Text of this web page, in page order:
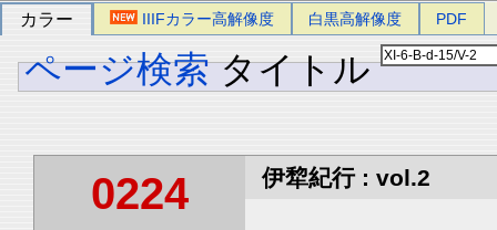
カラー IIIFカラー高解像度 白黒高解像度 PDF
ページ検索 タイトル
0224 伊犂紀行 : vol.2